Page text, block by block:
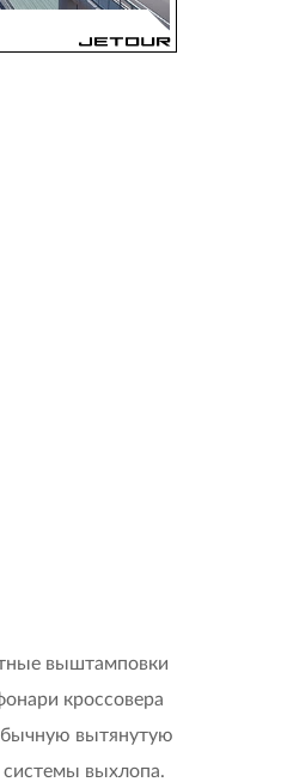
выштамповки
кроссовера
вытянутую
выхлопа.